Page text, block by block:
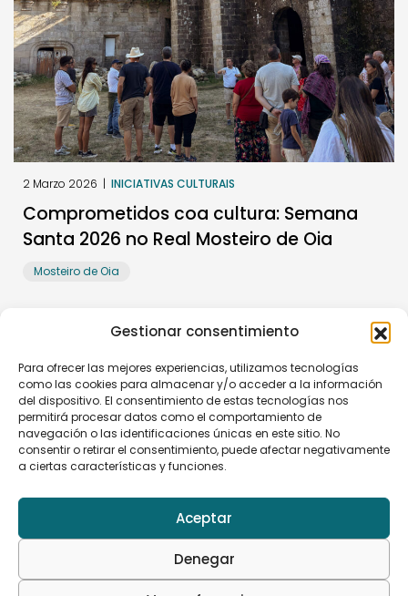
Gestionar consentimiento
Para ofrecer las mejores experiencias, utilizamos tecnologías
como las cookies para almacenar y/o acceder a la información
del dispositivo. El consentimiento de estas tecnologías nos
permitirá procesar datos como el comportamiento de
navegación o las identificaciones únicas en este sitio. No
consentir o retirar el consentimiento, puede afectar negativamente
a ciertas características y funciones.
Aceptar
Denegar
2 Marzo 2026 | INICIATIVAS CULTURAIS
Comprometidos coa cultura: Semana
Santa 2026 no Real Mosteiro de Oia
Mosteiro de Oia
Fundación Bretal
Rúa Pontevedra 4 – 3º, 36201 Vigo (Pontevedra)
info@fundacionbretal.com